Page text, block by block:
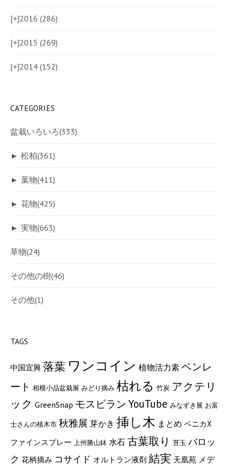
[+]2016 (286)
[+]2015 (269)
[+]2014 (152)
CATEGORIES
盆栽いろいろ(333)
► 松柏(361)
► 葉物(411)
► 花物(425)
► 実物(663)
草物(24)
その他の樹(46)
その他(1)
TAGS
中国宜興 落葉 ワンコイン 植物活力素ベンレ
ート 相模小品盆栽展 みどり摘み 枯れる 竹炭 アクテリ
ック GreenSnap モスピランYouTube みなずき展 お富
士さんの植木市 秋雅展 芽かき 挿し木 まとめ ベニカX
ファインスプレー 上州勝山鉢 水石 古葉取り 苔玉 バロッ
ク 花柄摘み コサイド オルトラン液剤 結実 天凰苑 メデ